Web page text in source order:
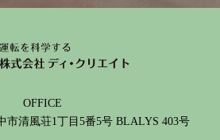
OFFICE
市清風荘1丁目5番5号 BLALYS 403号